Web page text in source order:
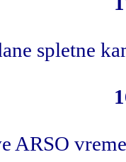
spletne
ARSO